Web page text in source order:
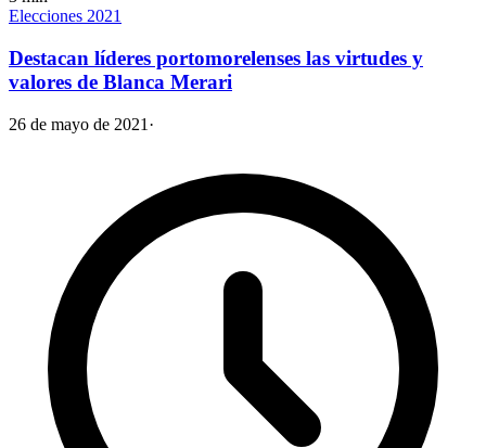
Elecciones 2021
Destacan líderes portomorelenses las virtudes y
valores de Blanca Merari
26 de mayo de 2021 ·